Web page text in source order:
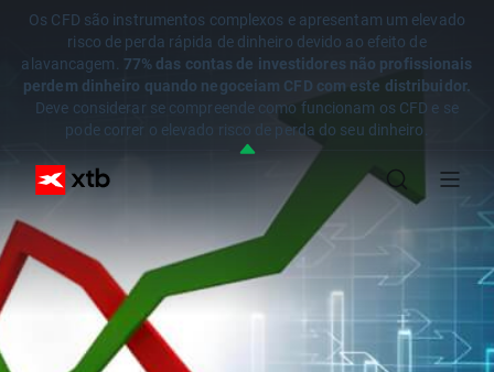
Os CFD são instrumentos complexos e apresentam um elevado
risco de perda rápida de dinheiro devido ao efeito de
alavancagem. 77% das contas de investidores não profissionais
perdem dinheiro quando negoceiam CFD com este distribuidor.
Deve considerar se compreende como funcionam os CFD e se
pode correr o elevado risco de perda do seu dinheiro.